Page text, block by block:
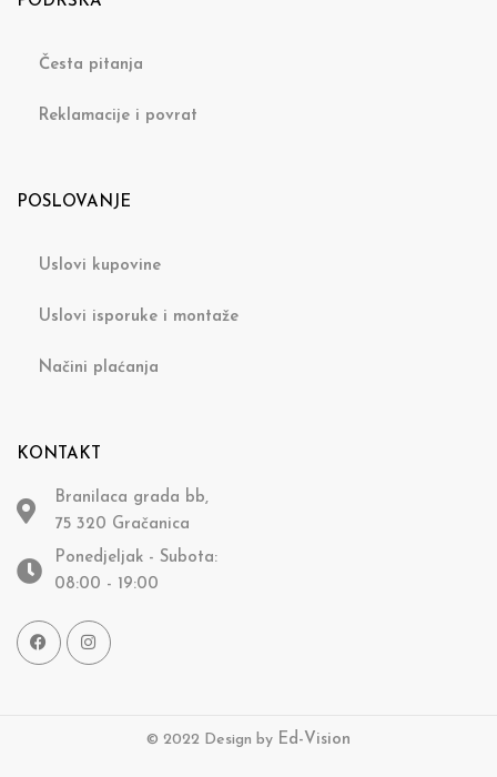
Česta pitanja
Reklamacije i povrat
POSLOVANJE
Uslovi kupovine
Uslovi isporuke i montaže
Načini plaćanja
KONTAKT
Branilaca grada bb,
75 320 Gračanica
Ponedjeljak - Subota:
08:00 - 19:00
© 2022 Design by Ed-Vision